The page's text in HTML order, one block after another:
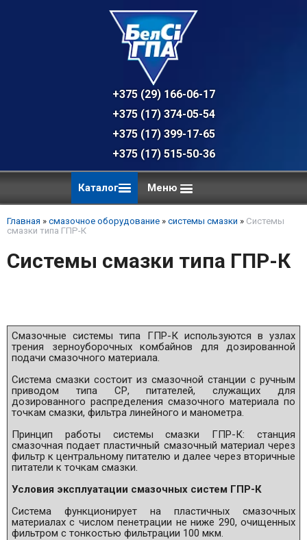
+375 (29) 166-06-17 - техническая
+375 (17) 374-05-54 - общий отдел,
+375 (17) 399-17-65
+375 (17) 515-50-36
Каталог Меню
Главная » смазочное оборудование » системы смазки » Системы
смазки типа ГПР-К
Системы смазки типа ГПР-К
Смазочные системы типа ГПР-К используются в узлах
трения зерноуборочных комбайнов для дозированной
подачи смазочного материала.
Система смазки состоит из смазочной станции с ручным
приводом типа СР, питателей, служащих для
дозированного распределения смазочного материала по
точкам смазки, фильтра линейного и манометра.
Принцип работы системы смазки ГПР-К: станция
смазочная подает пластичный смазочный материал через
фильтр к центральному питателю и далее через вторичные
питатели к точкам смазки.
Условия эксплуатации смазочных систем ГПР-К
Система функционирует на пластичных смазочных
материалах с числом пенетрации не ниже 290, очищенных
фильтром с тонкостью фильтрации 100 мкм.